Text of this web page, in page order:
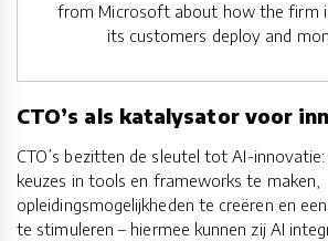
from Microsoft about how the firm
its customers deploy and
CTO’s als katalysator voor
CTO’s bezitten de sleutel tot AI-
keuzes in tools en frameworks te maken,
opleidingsmogelijkheden te creëren en
te stimuleren – hiermee kunnen zij AI